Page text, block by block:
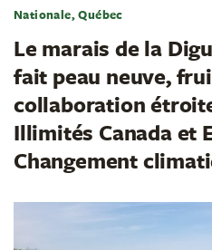
Nationale, Québec
Le marais de la
fait peau neuve,
collaboration
Illimités Canada et
Changement